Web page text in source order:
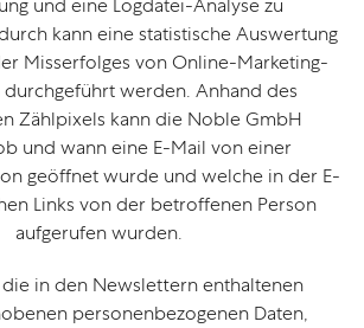
und eine Logdatei-Analyse zu
kann eine statistische Auswertung
Misserfolges von Online-Marketing-
durchgeführt werden. Anhand des
Zählpixels kann die Noble GmbH
und wann eine E-Mail von einer
geöffnet wurde und welche in der E-
Links von der betroffenen Person
aufgerufen wurden.
in den Newslettern enthaltenen
personenbezogenen Daten,